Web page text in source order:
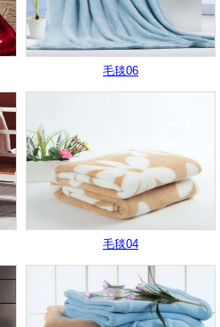
毛毯06
毛毯04